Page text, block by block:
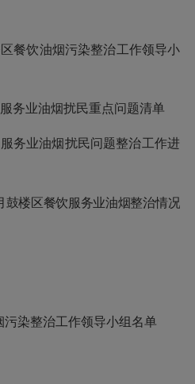
餐饮油烟污染整治工作领导小
务业油烟扰民重点问题清单
服务业油烟扰民问题整治工作进
鼓楼区餐饮服务业油烟整治情况
污染整治工作领导小组名单